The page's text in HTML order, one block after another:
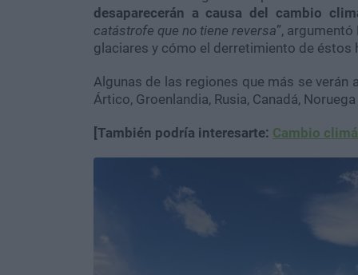
desaparecerán a causa del cambio
catástrofe que no tiene reversa”,
glaciares y cómo el derretimiento de éstos
Algunas de las regiones que más se
Ártico, Groenlandia, Rusia, Canadá,
[También podría interesarte: Cambio